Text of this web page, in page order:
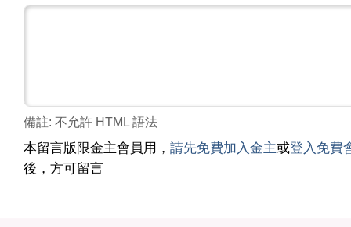
備註: 不允許 HTML 語法
本留言版限金主會員用， 請先免費加入金主或登入免費
後，方可留言